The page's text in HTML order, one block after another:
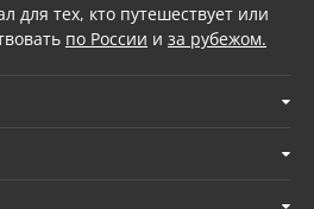
для тех, кто путешествует или
по России и за рубежом.